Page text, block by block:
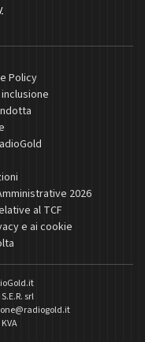
Policy
2026
al TCF
e ai cookie
srl
KVA